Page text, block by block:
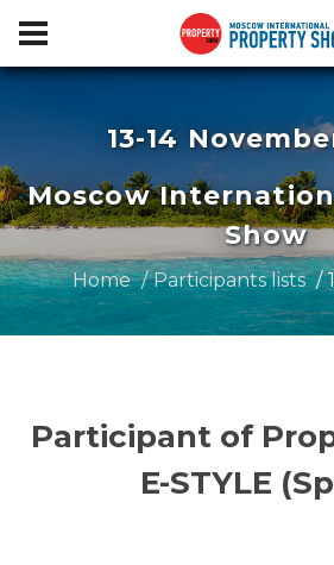
13-14
Moscow
Show
Home Participants lists
Participant of
E-STYLE